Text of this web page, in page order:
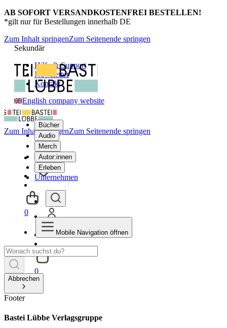
AB SOFORT VERSANDKOSTENFREI BESTELLEN!
*gilt nur für Bestellungen innerhalb DE
Zum Inhalt springenZum Seitenende springen
Sekundär
Hilfe & Support
Newsletter
Kontakt
English company website
Bücher
Audio
Merch
Autor:innen
Erleben
Unternehmen
0
Zum Inhalt springenZum Seitenende springen
0
Mobile Navigation öffnen
Abbrechen
Footer
Bastei Lübbe Verlagsgruppe